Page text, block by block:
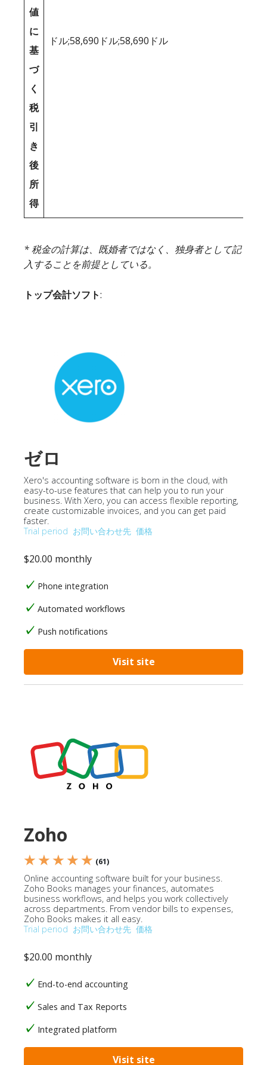
値
に
基
づ
く
税
引
き
後
所
得
ドル;58,690ドル;58,690ドル
* 税金の計算は、既婚者ではなく、独身者として記
入することを前提としている。
トップ会計ソフト:
ゼロ
Xero's accounting software is born in the cloud, with
easy-to-use features that can help you to run your
business. With Xero, you can access flexible reporting,
create customizable invoices, and you can get paid
faster.
Trial period お問い合わせ先 価格
$20.00 monthly
Phone integration
Automated workflows
Push notifications
Visit site
Zoho
★ ★ ★ ★ ★ (61)
Online accounting software built for your business.
Zoho Books manages your finances, automates
business workflows, and helps you work collectively
across departments. From vendor bills to expenses,
Zoho Books makes it all easy.
Trial period お問い合わせ先 価格
$20.00 monthly
End-to-end accounting
Sales and Tax Reports
Integrated platform
Visit site